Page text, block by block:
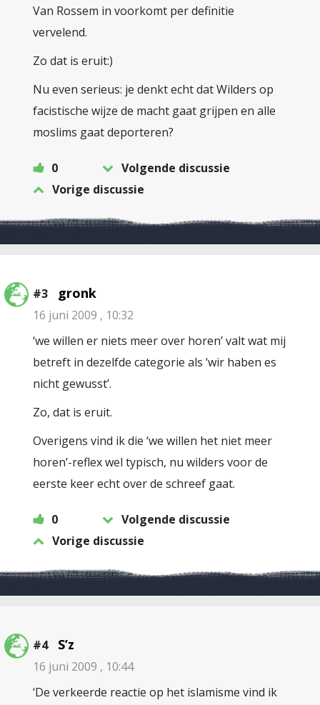
Van Rossem in voorkomt per definitie
vervelend.
Zo dat is eruit:)
Nu even serieus: je denkt echt dat Wilders op
facistische wijze de macht gaat grijpen en alle
moslims gaat deporteren?
0
Volgende discussie
Vorige discussie
#3 gronk
16 juni 2009 , 10:32
‘we willen er niets meer over horen’ valt wat mij
betreft in dezelfde categorie als ‘wir haben es
nicht gewusst’.
Zo, dat is eruit.
Overigens vind ik die ‘we willen het niet meer
horen’-reflex wel typisch, nu wilders voor de
eerste keer echt over de schreef gaat.
0
Volgende discussie
Vorige discussie
#4 S’z
16 juni 2009 , 10:44
‘De verkeerde reactie op het islamisme vind ik